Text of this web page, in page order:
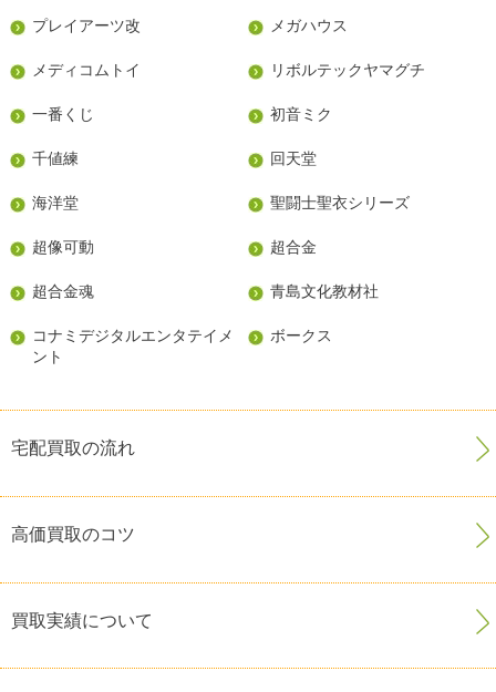
プレイアーツ改 メガハウス
メディコムトイ リボルテックヤマグチ
一番くじ 初音ミク
千値練 回天堂
海洋堂 聖闘士聖衣シリーズ
超像可動 超合金
超合金魂 青島文化教材社
コナミデジタルエンタテイメ
ント
ボークス
宅配買取の流れ
高価買取のコツ
買取実績について